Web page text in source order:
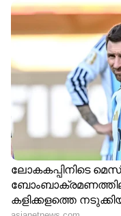
ഒലിവ് ഓയിൽ
കുറയ്ക്കാൻ
ഒലിവ് ഓയിൽ -
ഒലിവ് ഓയിൽ
അതിൽ